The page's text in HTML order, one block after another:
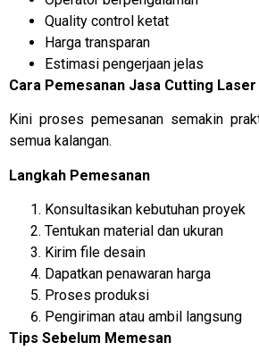
Quality control ketat
Harga transparan
Estimasi pengerjaan jelas
Cara Pemesanan Jasa Cutting
Kini proses pemesanan semakin
semua kalangan.
Langkah Pemesanan
Konsultasikan kebutuhan proyek
Tentukan material dan ukuran
Kirim file desain
Dapatkan penawaran harga
Proses produksi
Pengiriman atau ambil langsung
Tips Sebelum Memesan